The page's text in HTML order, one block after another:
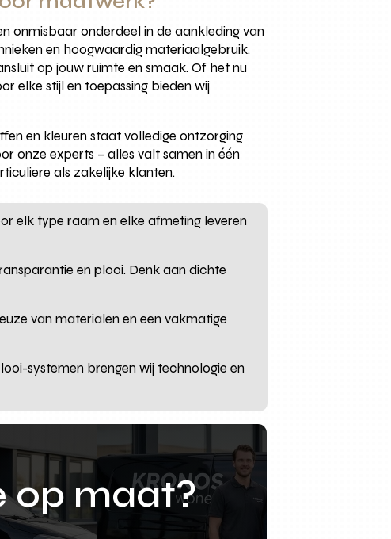
onmisbaar onderdeel in de aankleding van
en hoogwaardig materiaalgebruik.
op jouw ruimte en smaak. Of het nu
elke stijl en toepassing bieden wij
en kleuren staat volledige ontzorging
onze experts – alles valt samen in één
als zakelijke klanten.
elk type raam en elke afmeting leveren
en plooi. Denk aan dichte
van materialen en een vakmatige
systemen brengen wij technologie en
op maat?